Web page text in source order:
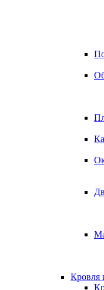
Кровля